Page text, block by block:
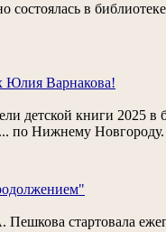
состоялась в
Юлия Варнакова!
детской книги 2025 в
по Нижнему Новгороду.
стартовала